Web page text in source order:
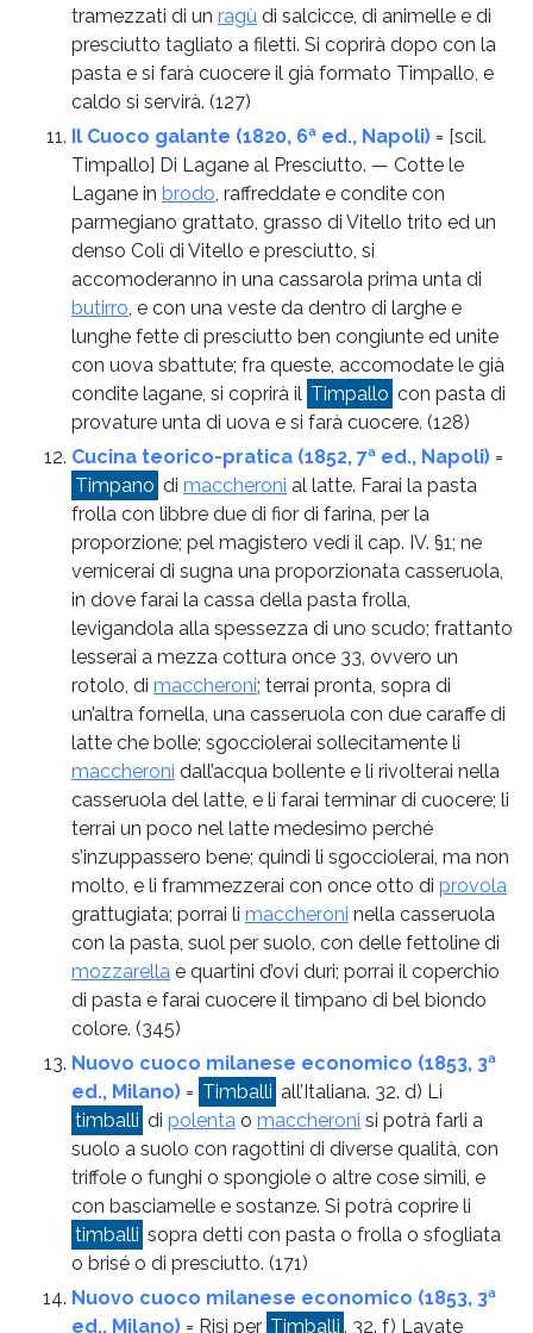
tramezzati di un ragù di salcicce, di animelle e di
presciutto tagliato a filetti. Si coprirà dopo con la
pasta e si farà cuocere il già formato Timpallo, e
caldo si servirà. (127)
Il Cuoco galante (1820, 6ª ed., Napoli) = [scil.
Timpallo] Di Lagane al Presciutto. — Cotte le
Lagane in brodo, raffreddate e condite con
parmegiano grattato, grasso di Vitello trito ed un
denso Colì di Vitello e presciutto, si
accomoderanno in una cassarola prima unta di
butirro, e con una veste da dentro di larghe e
lunghe fette di presciutto ben congiunte ed unite
con uova sbattute; fra queste, accomodate le già
condite lagane, si coprirà il Timpallo con pasta di
provature unta di uova e si farà cuocere. (128)
Cucina teorico-pratica (1852, 7ª ed., Napoli) =
Timpano di maccheroni al latte. Farai la pasta
frolla con libbre due di fior di farina, per la
proporzione; pel magistero vedi il cap. IV. §1; ne
vernicerai di sugna una proporzionata casseruola,
in dove farai la cassa della pasta frolla,
levigandola alla spessezza di uno scudo; frattanto
lesserai a mezza cottura once 33, ovvero un
rotolo, di maccheroni; terrai pronta, sopra di
un’altra fornella, una casseruola con due caraffe di
latte che bolle; sgocciolerai sollecitamente li
maccheroni dall’acqua bollente e li rivolterai nella
casseruola del latte, e li farai terminar di cuocere; li
terrai un poco nel latte medesimo perché
s’inzuppassero bene; quindi li sgocciolerai, ma non
molto, e li frammezzerai con once otto di provola
grattugiata; porrai li maccheroni nella casseruola
con la pasta, suol per suolo, con delle fettoline di
mozzarella e quartini d’ovi duri; porrai il coperchio
di pasta e farai cuocere il timpano di bel biondo
colore. (345)
Nuovo cuoco milanese economico (1853, 3ª
ed., Milano) = Timballi all’Italiana. 32. d) Li
timballi di polenta o maccheroni si potrà farli a
suolo a suolo con ragottini di diverse qualità, con
triffole o funghi o spongiole o altre cose simili, e
con basciamelle e sostanze. Si potrà coprire li
timballi sopra detti con pasta o frolla o sfogliata
o brisé o di presciutto. (171)
Nuovo cuoco milanese economico (1853, 3ª
ed., Milano) = Risi per Timballi . 32. f) Lavate